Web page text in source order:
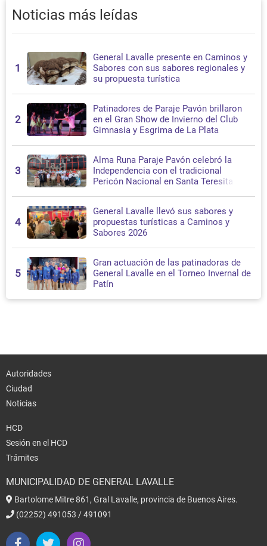
Noticias más leídas
1
General Lavalle presente en Caminos y
Sabores con sus sabores regionales y
su propuesta turística
2
Patinadores de Paraje Pavón brillaron
en el Gran Show de Invierno del Club
Gimnasia y Esgrima de La Plata
3
Alma Runa Paraje Pavón celebró la
Independencia con el tradicional
Pericón Nacional en Santa Teresita
4
General Lavalle llevó sus sabores y
propuestas turísticas a Caminos y
Sabores 2026
5
Gran actuación de las patinadoras de
General Lavalle en el Torneo Invernal de
Patín
Autoridades
Ciudad
Noticias
HCD
Sesión en el HCD
Trámites
MUNICIPALIDAD DE GENERAL LAVALLE
Bartolome Mitre 861, Gral Lavalle, provincia de Buenos Aires.
(02252) 491053 / 491091